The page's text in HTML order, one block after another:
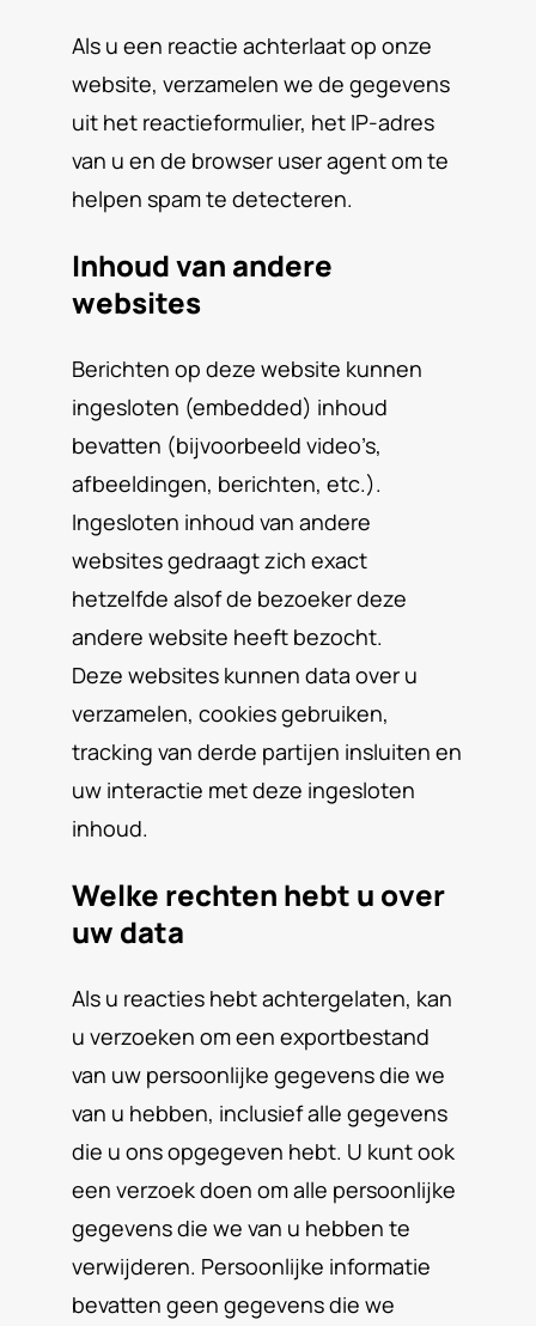
Als u een reactie achterlaat op onze
website, verzamelen we de gegevens
uit het reactieformulier, het IP-adres
van u en de browser user agent om te
helpen spam te detecteren.
Inhoud van andere
websites
Berichten op deze website kunnen
ingesloten (embedded) inhoud
bevatten (bijvoorbeeld video’s,
afbeeldingen, berichten, etc.).
Ingesloten inhoud van andere
websites gedraagt zich exact
hetzelfde alsof de bezoeker deze
andere website heeft bezocht.
Deze websites kunnen data over u
verzamelen, cookies gebruiken,
tracking van derde partijen insluiten en
uw interactie met deze ingesloten
inhoud.
Welke rechten hebt u over
uw data
Als u reacties hebt achtergelaten, kan
u verzoeken om een exportbestand
van uw persoonlijke gegevens die we
van u hebben, inclusief alle gegevens
die u ons opgegeven hebt. U kunt ook
een verzoek doen om alle persoonlijke
gegevens die we van u hebben te
verwijderen. Persoonlijke informatie
bevatten geen gegevens die we